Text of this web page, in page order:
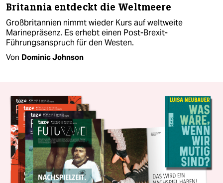
Britannia entdeckt die Weltmeere
Großbritannien nimmt wieder Kurs auf weltweite
Marinepräsenz. Es erhebt einen Post-Brexit-
Führungsanspruch für den Westen.
Von Dominic Johnson